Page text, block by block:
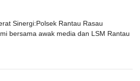
Sinergi:Polsek Rantau Rasau
bersama awak media dan LSM Rantau